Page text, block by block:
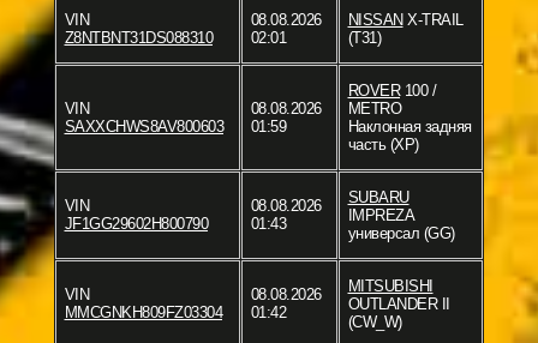
VIN
Z8NTBNT31DS088310
08.08.2026
02:01
NISSANX-TRAIL
(T31)
VIN
SAXXCHWS8AV800603
08.08.2026
01:59
ROVER100 /
METRO
Наклонная задняя
часть (XP)
VIN
JF1GG29602H800790
08.08.2026
01:43
SUBARU
IMPREZA
универсал (GG)
VIN
MMCGNKH809FZ03304
08.08.2026
01:42
MITSUBISHI
OUTLANDER II
(CW_W)